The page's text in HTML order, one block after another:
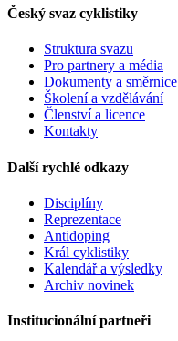
Český svaz cyklistiky
Struktura svazu
Pro partnery a média
Dokumenty a směrnice
Školení a vzdělávání
Členství a licence
Kontakty
Další rychlé odkazy
Disciplíny
Reprezentace
Antidoping
Král cyklistiky
Kalendář a výsledky
Archiv novinek
Institucionální partneři